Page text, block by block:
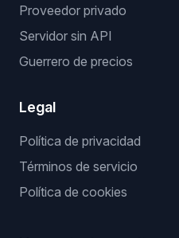
Proveedor privado
Servidor sin API
Guerrero de precios
Legal
Política de privacidad
Términos de servicio
Política de cookies